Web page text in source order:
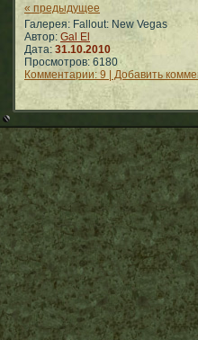
« предыдущее
Галерея: Fallout: New Vegas
Автор: Gal El
Дата: 31.10.2010
Просмотров: 6180
Комментарии: 9 | Добавить